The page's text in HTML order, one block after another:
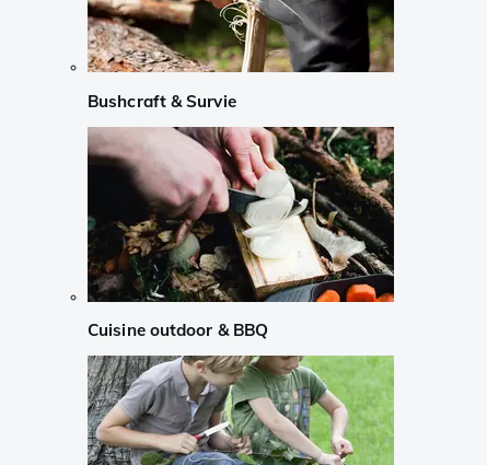
Bushcraft & Survie
Cuisine outdoor & BBQ